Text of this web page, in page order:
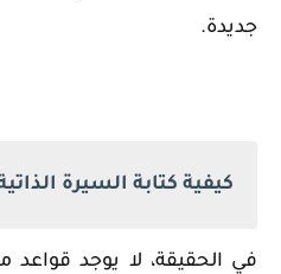
جديدة.
كيفية كتابة السيرة
في الحقيقة، لا يوجد قواعد